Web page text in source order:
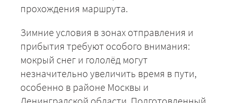
прохождения маршрута.
Зимние условия в зонах отправления и
прибытия требуют особого внимания:
мокрый снег и гололёд могут
незначительно увеличить время в пути,
особенно в районе Москвы и
ЗАКАЗАТЬ